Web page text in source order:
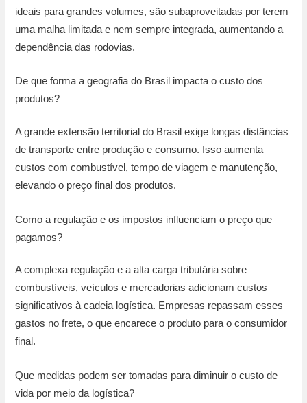
ideais para grandes volumes, são subaproveitadas por terem
uma malha limitada e nem sempre integrada, aumentando a
dependência das rodovias.
De que forma a geografia do Brasil impacta o custo dos
produtos?
A grande extensão territorial do Brasil exige longas distâncias
de transporte entre produção e consumo. Isso aumenta
custos com combustível, tempo de viagem e manutenção,
elevando o preço final dos produtos.
Como a regulação e os impostos influenciam o preço que
pagamos?
A complexa regulação e a alta carga tributária sobre
combustíveis, veículos e mercadorias adicionam custos
significativos à cadeia logística. Empresas repassam esses
gastos no frete, o que encarece o produto para o consumidor
final.
Que medidas podem ser tomadas para diminuir o custo de
vida por meio da logística?